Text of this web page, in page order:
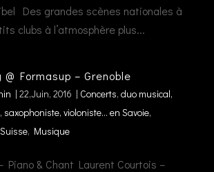
Des grandes scènes nationales à
clubs à l’atmosphère plus...
@ Formasup – Grenoble
| 22,Juin, 2016 | Concerts, duo musical,
violoniste... en Savoie,
, Musique
Piano & Chant Laurent Courtois –